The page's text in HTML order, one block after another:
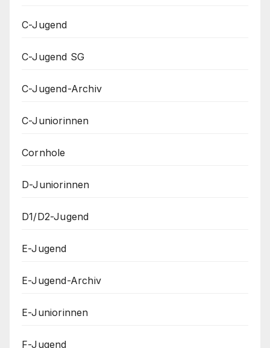
C-Jugend
C-Jugend SG
C-Jugend-Archiv
C-Juniorinnen
Cornhole
D-Juniorinnen
D1/D2-Jugend
E-Jugend
E-Jugend-Archiv
E-Juniorinnen
F-Jugend